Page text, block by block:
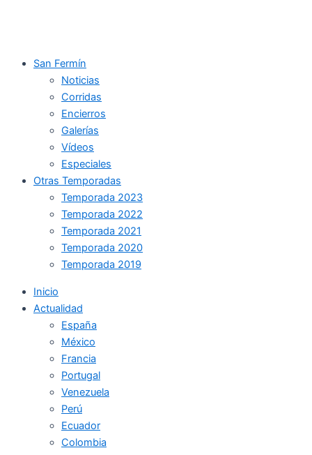
San Fermín
Noticias
Corridas
Encierros
Galerías
Vídeos
Especiales
Otras Temporadas
Temporada 2023
Temporada 2022
Temporada 2021
Temporada 2020
Temporada 2019
Inicio
Actualidad
España
México
Francia
Portugal
Venezuela
Perú
Ecuador
Colombia